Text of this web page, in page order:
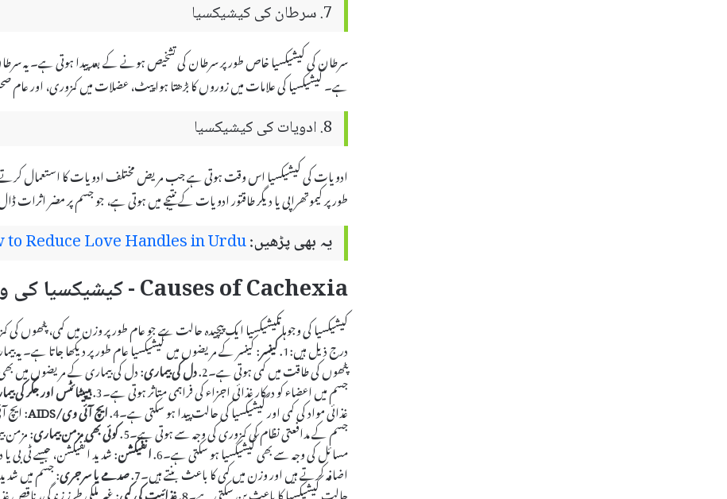
7. سرطان کی کیشیکسیا
سرطان کی کیشیکسیا خاص طور پر سرطان کی تشخیص ہونے کے بعد پیدا ہوتی ہے۔ یہ
ہے۔ کیشیکسیا کی علامات میں زوروں کا بڑھتا ہوا پیٹ، عضلات میں کمزوری، اور
8. ادویات کی کیشیکسیا
ادویات کی کیشیکسیا اس وقت ہوتی ہے جب مریض مختلف ادویات کا استعمال کرتے
طور پر کیموتھراپی یا دیگر طاقتور ادویات کے نتیجے میں ہوتی ہے، جو جسم پر مضر اثرات
یہ بھی پڑھیں:to Reduce Love Handles in Urdu
Causes of Cachexia - کیشیکسیا کی وجوہات
کیشیکسیا کی وجوہاتکیشیکسیا ایک پیچیدہ حالت ہے جو عام طور پر وزن میں کمی،
درج ذیل ہیں:1. کینسر: کینسر کے مریضوں میں کیشیکسیا عام طور پر دیکھا جاتا ہے۔
پٹھوں کی طاقت میں کمی ہوتی ہے۔2. دل کی بیماری: دل کی بیماری کے مریضوں میں
جسم میں اعضاء کو درکار غذائی اجزاء کی فراہمی متاثر ہوتی ہے۔3. ہیپیٹائٹس اور جگر کی
غذائی مواد کی کمی اور کیشیکسیا کی حالت پیدا ہو سکتی ہے۔4. ایچ آئی وی/AIDS
جسم کے مدافعتی نظام کی کمزوری کی وجہ سے ہوتی ہے۔5. کوئی بھی مزمن بیماری: مزمن
مسائل کی وجہ سے بھی کیشیکسیا ہو سکتی ہے۔6. انفیکشن: شدید انفیکشن، جیسے ٹی بی
اضافہ کرتے ہیں اور وزن میں کمی کا باعث بنتے ہیں۔7. صدمے یا سرجری: جسم میں
حالت کیشیکسیا کا باعث بن سکتی ہے۔8. غذائیت کی کمی: غیر ملکی طرز زندگی، ناقص